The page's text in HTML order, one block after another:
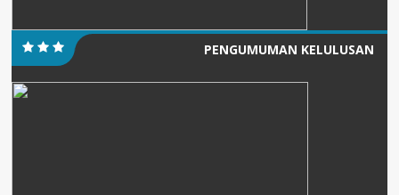
PENGUMUMAN KELULUSAN